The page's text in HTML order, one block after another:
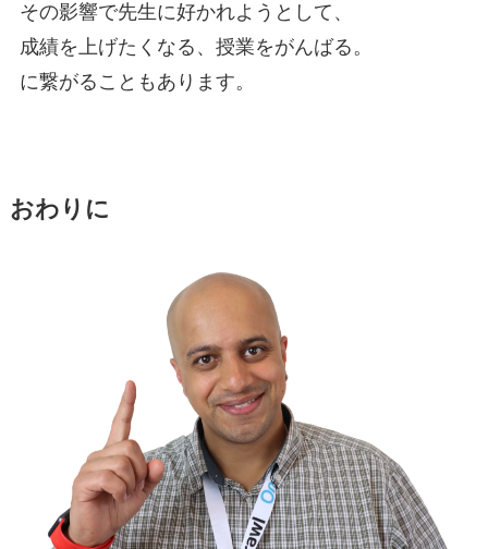
その影響で先生に好かれようとして、
成績を上げたくなる、授業をがんばる。
に繋がることもあります。
おわりに